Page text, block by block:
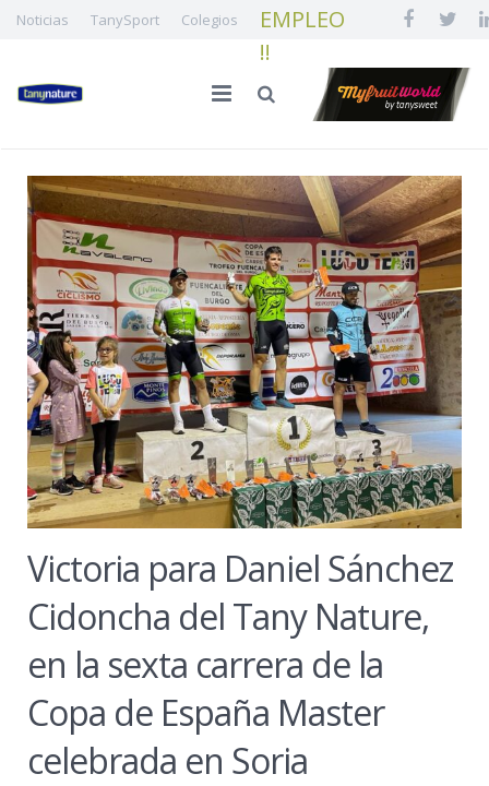
Noticias TanySport Colegios
EMPLEO
!!
INICIO
LA FAMILIA
CALIDAD E INNOVACIÓN
NUESTRA FRUTA
¡¡ EMPLEO !!
Victoria para Daniel Sánchez
Cidoncha del Tany Nature,
en la sexta carrera de la
Copa de España Master
celebrada en Soria